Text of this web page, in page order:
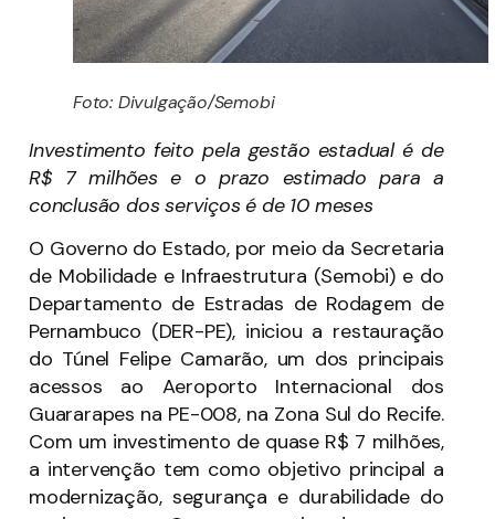
Foto: Divulgação/Semobi
Investimento feito pela gestão estadual é de
R$ 7 milhões e o prazo estimado para a
conclusão dos serviços é de 10 meses
O Governo do Estado, por meio da Secretaria
de Mobilidade e Infraestrutura (Semobi) e do
Departamento de Estradas de Rodagem de
Pernambuco (DER-PE), iniciou a restauração
do Túnel Felipe Camarão, um dos principais
acessos ao Aeroporto Internacional dos
Guararapes na PE-008, na Zona Sul do Recife.
Com um investimento de quase R$ 7 milhões,
a intervenção tem como objetivo principal a
modernização, segurança e durabilidade do